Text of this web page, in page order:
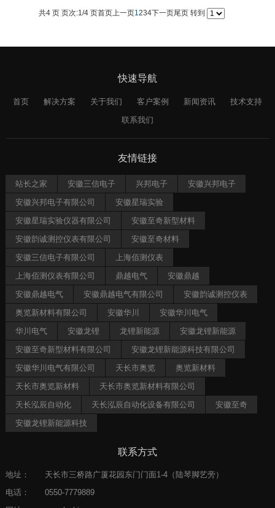
共4 页 页次:1/4 页首页上一页1234下一页尾页转到
快速导航
首页 解决方案 关于我们 客户案例 新闻资讯
技术支持
联系我们
友情链接
站长之家 安徽三信电子 兴邦电子
安徽兴邦电子
安徽兴邦电子有限公司
安徽星瑞实验
安徽星瑞实验仪器有限公司
安徽至奇新型材料
安徽韵诚测控仪表有限公司
安徽至奇材料
安徽三信电子有限公司
上海佰测仪表
上海佰测仪表有限公司
鼎越电气
安徽鼎越
安徽鼎越电气
安徽鼎越电气有限公司
安徽韵诚测控仪表
奥览新材料有限公司
安徽华川
安徽华川电气
华川电气
安徽龙锂 龙锂新能源
安徽龙锂新能源
安徽至奇新型材料有限公司
安徽龙锂新能源科技有限公司
安徽华川电气有限公司
天长市奥览
奥览新材料
天长市奥览新材料
天长市奥览新材料有限公司
天长泓辰自动化
天长泓辰自动化设备有限公司
安徽至奇
安徽龙锂新能源科技
联系方式
地址：
天长市三桥路广厦花园东门门面1-4（陆琴脚艺旁）
电话：
0550-7779889